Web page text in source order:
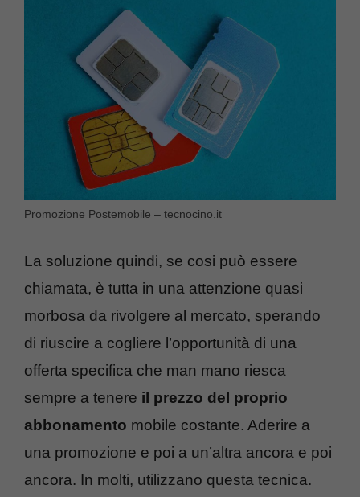
Promozione Postemobile – tecnocino.it
La soluzione quindi, se cosi può essere
chiamata, è tutta in una attenzione quasi
morbosa da rivolgere al mercato, sperando
di riuscire a cogliere l’opportunità di una
offerta specifica che man mano riesca
sempre a tenere il prezzo del proprio
abbonamento mobile costante. Aderire a
una promozione e poi a un’altra ancora e poi
ancora. In molti, utilizzano questa tecnica.